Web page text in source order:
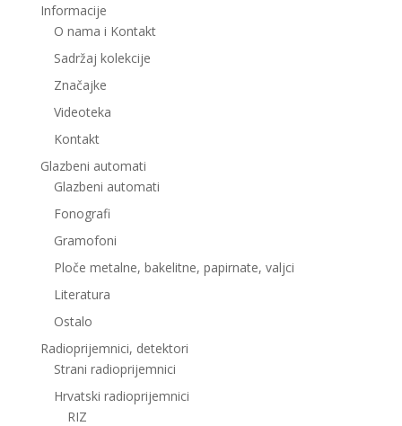
Informacije
O nama i Kontakt
Sadržaj kolekcije
Značajke
Videoteka
Kontakt
Glazbeni automati
Glazbeni automati
Fonografi
Gramofoni
Ploče metalne, bakelitne, papirnate, valjci
Literatura
Ostalo
Radioprijemnici, detektori
Strani radioprijemnici
Hrvatski radioprijemnici
RIZ